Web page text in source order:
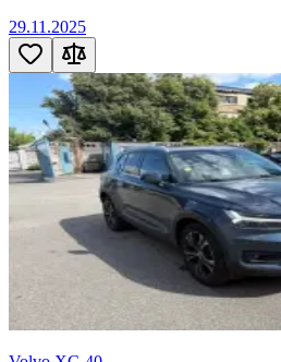
29.11.2025